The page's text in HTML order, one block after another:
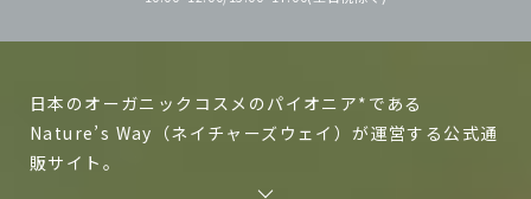
日本のオーガニックコスメのパイオニア*である
Nature’s Way（ネイチャーズウェイ）が運営する公式通
販サイト。